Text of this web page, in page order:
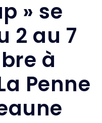
» se
2 au 7
à
Penne